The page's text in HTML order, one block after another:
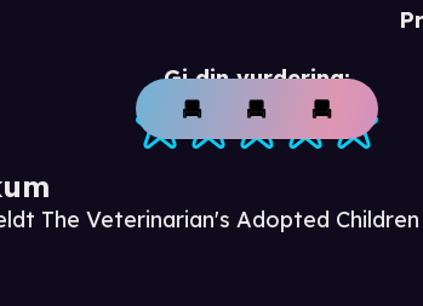
Gi din vurdering:
The Veterinarian's Adopted Children